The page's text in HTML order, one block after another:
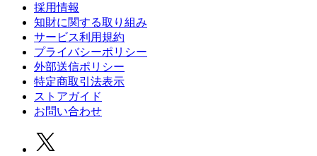
採用情報
知財に関する取り組み
サービス利用規約
プライバシーポリシー
外部送信ポリシー
特定商取引法表示
ストアガイド
お問い合わせ